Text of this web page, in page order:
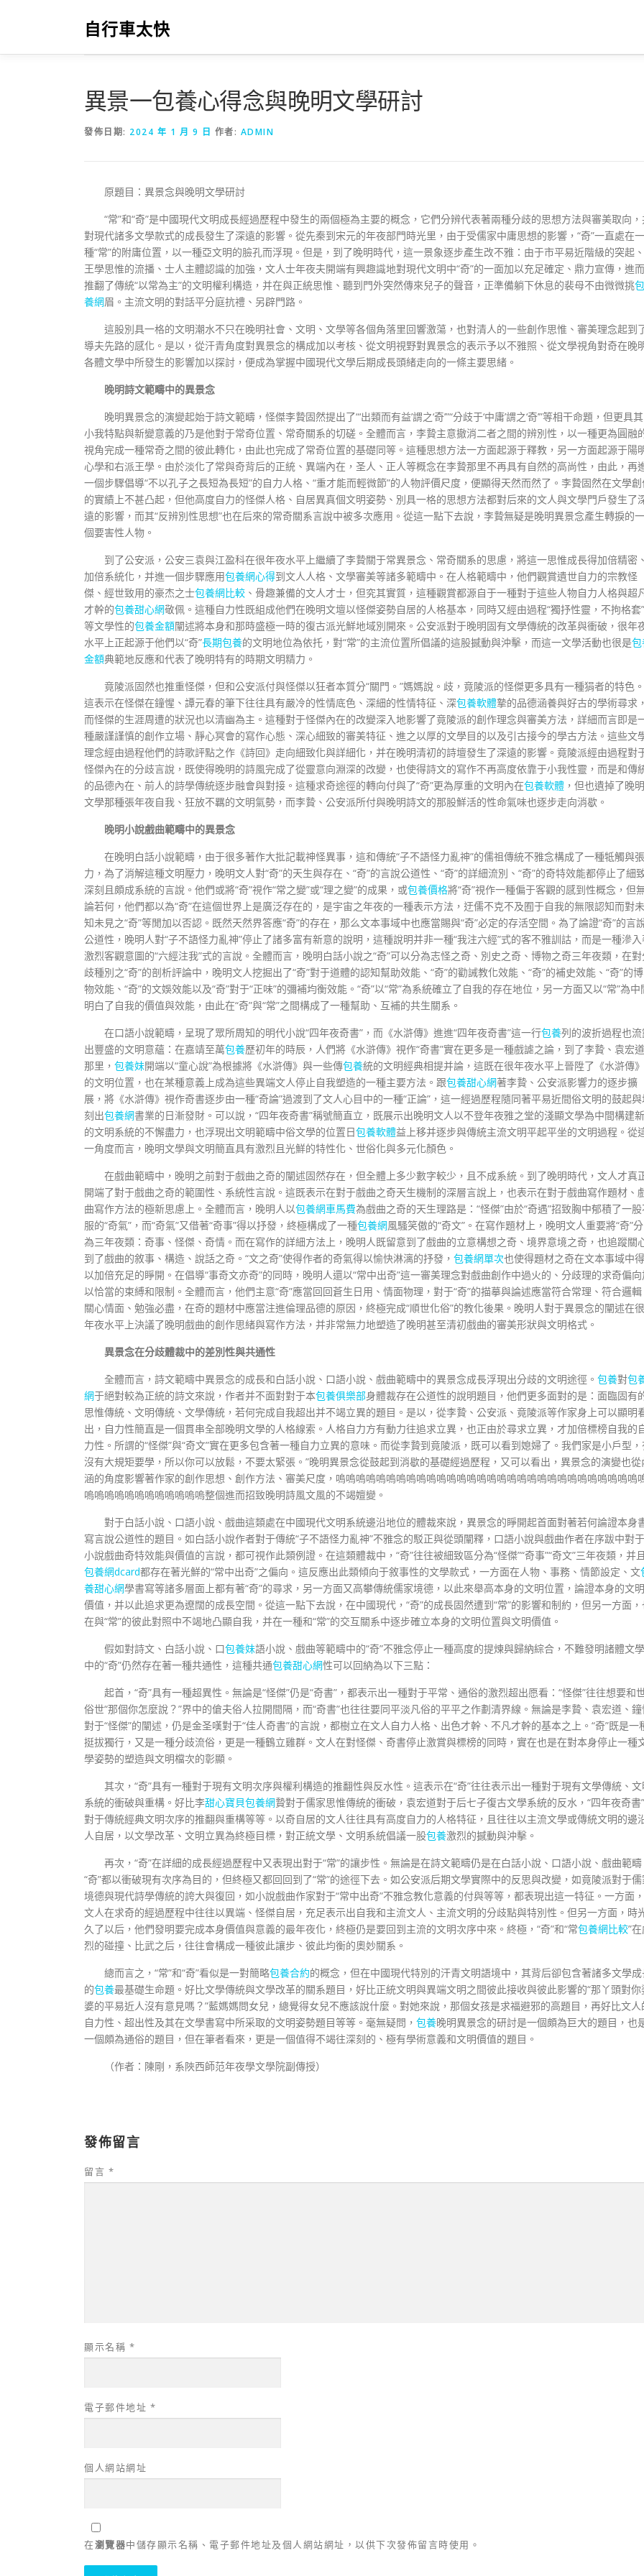
要
自行車太快
異景一包養心得念與晚明文學研討
發佈日期: 2024 年 1 月 9 日 作者: ADMIN
原題目：異景念與晚明文學研討
“常”和“奇”是中國現代文明成長經過歷程中發生的兩個極為主要的概念，它們分辨代表著兩種分歧的思想方法與審美取向
對現代諸多文學款式的成長發生了深遠的影響。從先秦到宋元的年夜部門時光里，由于受儒家中庸思想的影響，“奇”一直處在一
種“常”的附庸位置，以一種亞文明的臉孔而浮現。但是，到了晚明時代，這一景象逐步產生改不雅：由于市平易近階級的突起、
王學思惟的流播、士人主體認識的加強，文人士年夜夫開端有興趣識地對現代文明中“奇”的一面加以充足確定、鼎力宣傳，進而
推翻了傳統“以常為主”的文明權利構造，并在與正統思惟、聽到門外突然傳來兒子的聲音，正準備躺下休息的裴母不由微微挑包
養網眉。主流文明的對話平分庭抗禮、另辟門路。
這股別具一格的文明潮水不只在晚明社會、文明、文學等各個角落里回響激蕩，也對清人的一些創作思惟、審美理念起到
導夫先路的感化。是以，從汗青角度對異景念的構成加以考核、從文明視野對異景念的表示予以不雅照、從文學視角對奇在晚
各體文學中所發生的影響加以探討，便成為掌握中國現代文學后期成長頭緒走向的一條主要思緒。
晚明詩文範疇中的異景念
晚明異景念的演變起始于詩文範疇，怪傑李贄固然提出了“‘出類而有益’謂之‘奇’”“分歧于‘中庸’謂之‘奇’”等相干命題，但更具其
小我特點與新變意義的乃是他對于常奇位置、常奇關系的切磋。全體而言，李贄主意撤消二者之間的辨別性，以一種更為圓融
視角完成一種常奇之間的彼此轉化，由此也完成了常奇位置的基礎同等。這種思想方法一方面起源于釋教，另一方面起源于陽
心學和右派王學。由於淡化了常與奇背后的正統、異端內在，圣人、正人等概念在李贄那里不再具有自然的高尚性，由此，再
一個步驟倡導“不以孔子之長短為長短”的自力人格、“重才能而輕微節”的人物評價尺度，便顯得天然而然了。李贄固然在文學
的實績上不甚凸起，但他高度自力的怪傑人格、自居異真個文明姿勢、別具一格的思想方法都對后來的文人與文學門戶發生了
遠的影響，而其“反辨別性思想”也在后來的常奇關系言說中被多次應用。從這一點下去說，李贄無疑是晚明異景念產生轉捩的一
個要害性人物。
到了公安派，公安三袁與江盈科在很年夜水平上繼續了李贄關于常異景念、常奇關系的思慮，將這一思惟成長得加倍精密、
加倍系統化，并進一個步驟應用包養網心得到文人人格、文學審美等諸多範疇中。在人格範疇中，他們觀賞遺世自力的宗教怪
傑、經世致用的豪杰之士包養網比較 、骨趣兼備的文人才士，但究其實質，這種觀賞都源自于一種對于這些人物自力人格與超
才幹的包養甜心網敬佩。這種自力性既組成他們在晚明文壇以怪傑姿勢自居的人格基本，同時又經由過程“獨抒性靈，不拘格套”
等文學性的包養金額闡述將本身和那時盛極一時的復古派光鮮地域別開來。公安派對于晚明固有文學傳統的改革與衝破，很年
水平上正起源于他們以“奇”長期包養的文明地位為依托，對“常”的主流位置所倡議的這股撼動與沖擊，而這一文學活動也很是
金額典範地反應和代表了晚明特有的時期文明精力。
竟陵派固然也推重怪傑，但和公安派付與怪傑以狂者本質分“關門。”媽媽說。歧，竟陵派的怪傑更多具有一種狷者的特色。
這表示在怪傑在鐘惺、譚元春的筆下往往具有嚴冷的性情底色、深細的性情特征、深包養軟體摯的品德涵養與好古的學術尋求，
而怪傑的生涯周遭的狀況也以清幽為主。這種對于怪傑內在的改變深入地影響了竟陵派的創作理念與審美方法，詳細而言即是
種嚴謹謹慎的創作立場、靜心冥會的寫作心態、深心細致的審美特征、進之以厚的文學目的以及引古接今的學古方法。這些文
理念經由過程他們的詩歌評點之作《詩回》走向細致化與詳細化，并在晚明清初的詩壇發生了深遠的影響。竟陵派經由過程對
怪傑內在的分歧言說，既使得晚明的詩風完成了從靈意向淵深的改變，也使得詩文的寫作不再高度依靠于小我性靈，而是和傳
的品德內在、前人的詩學傳統逐步融會與對接。這種求奇途徑的轉向付與了“奇”更為厚重的文明內在包養軟體 ，但也遺掉了晚明
文學那種張年夜自我、狂放不羈的文明氣勢，而李贄、公安派所付與晚明詩文的那股鮮活的性命氣味也逐步走向消歇。
晚明小說戲曲範疇中的異景念
在晚明白話小說範疇，由于很多著作大批記載神怪異事，這和傳統“子不語怪力亂神”的儒祖傳統不雅念構成了一種牴觸與張
力，為了消解這種文明壓力，晚明文人對“奇”的天生與存在、“奇”的言說公道性、“奇”的詳細流別、“奇”的奇特效能都停止了細
深刻且頗成系統的言說。他們或將“奇”視作“常之變”或“理之變”的成果，或包養價格將“奇”視作一種偏于客觀的感到性概念，但
論若何，他們都以為“奇”在這個世界上是廣泛存在的，是宇宙之年夜的一種表示方法，迂儒不克不及囿于自我的無限認知而對未
知未見之“奇”等閒加以否認。既然天然界答應“奇”的存在，那么文本事域中也應當賜與“奇”必定的存活空間。為了論證“奇”的言
公道性，晚明人對“子不語怪力亂神”停止了諸多富有新意的說明，這種說明并非一種“我注六經”式的客不雅訓詁，而是一種滲
激烈客觀意圖的“六經注我”式的言說。全體而言，晚明白話小說之“奇”可以分為志怪之奇、別史之奇、博物之奇三年夜類，在
歧種別之“奇”的剖析評論中，晚明文人挖掘出了“奇”對于道體的認知幫助效能、“奇”的勸誡教化效能、“奇”的補史效能、“奇”的博
物效能、“奇”的文娛效能以及“奇”對于“正味”的彌補均衡效能。“奇”以“常”為系統確立了自我的存在地位，另一方面又以“常”為中
明白了自我的價值與效能，由此在“奇”與“常”之間構成了一種幫助、互補的共生關系。
在口語小說範疇，呈現了眾所周知的明代小說“四年夜奇書”，而《水滸傳》進進“四年夜奇書”這一行包養列的波折過程也
出豐盛的文明意蘊：在嘉靖至萬包養歷初年的時辰，人們將《水滸傳》視作“奇書”實在更多是一種戲謔之論，到了李贄、袁宏道
那里， 包養妹開端以“童心說”為根據將《水滸傳》與一些傳包養統的文明經典相提并論，這既在很年夜水平上晉陞了《水滸傳》
的文明位置，也在某種意義上成為這些異端文人停止自我塑造的一種主要方法。跟包養甜心網著李贄、公安派影響力的逐步擴
展，將《水滸傳》視作奇書逐步由一種“奇論”過渡到了文人心目中的一種“正論”，這一經過歷程隨同著平易近間俗文明的鼓起
刻出包養網書業的日漸發財。可以說，“四年夜奇書”稱號簡直立，既展示出晚明文人以不登年夜雅之堂的淺顯文學為中間構建新
的文明系統的不懈盡力，也浮現出文明範疇中俗文學的位置日包養軟體益上移并逐步與傳統主流文明平起平坐的文明過程。從
一角度而言，晚明文學與文明簡直具有激烈且光鮮的特性化、世俗化與多元化顏色。
在戲曲範疇中，晚明之前對于戲曲之奇的闡述固然存在，但全體上多少數字較少，且不成系統。到了晚明時代，文人才真
開端了對于戲曲之奇的範圍性、系統性言說。這既表示在對于戲曲之奇天生機制的深層言說上，也表示在對于戲曲寫作題材、
曲寫作方法的極新思慮上。全體而言，晚明人以包養網車馬費為戲曲之奇的天生理路是：“怪傑”由於“奇遇”招致胸中郁積了一
服的“奇氣”，而“奇氣”又借著“奇事”得以抒發，終極構成了一種包養網風騷笑傲的“奇文”。在寫作題材上，晚明文人重要將“奇”分
為三年夜類：奇事、怪傑、奇情。而在寫作的詳細方法上，晚明人既留意到了戲曲的立意構想之奇、境界意境之奇，也追蹤關
到了戲曲的敘事、構造、說話之奇。“文之奇”使得作者的奇氣得以愉快淋漓的抒發， 包養網單次也使得題材之奇在文本事域中得
以加倍充足的睜開。在倡導“事奇文亦奇”的同時，晚明人還以“常中出奇”這一審美理念對戲曲創作中過火的、分歧理的求奇偏向
以恰當的束縛和限制。全體而言，他們主意“奇”應當回回蒼生日用、情面物理，對于“奇”的描摹與論述應當符合常理、符合邏輯
關心情面、勉強必盡，在奇的題材中應當注進倫理品德的原因，終極完成“順世化俗”的教化後果。晚明人對于異景念的闡述在很
年夜水平上決議了晚明戲曲的創作思緒與寫作方法，并非常無力地塑造了晚明甚至清初戲曲的審美形狀與文明格式。
異景念在分歧體裁中的差別性與共通性
全體而言，詩文範疇中異景念的成長和白話小說、口語小說、戲曲範疇中的異景念成長浮現出分歧的文明途徑。 包養對包
網于絕對較為正統的詩文來說，作者并不面對對于本包養俱樂部身體裁存在公道性的說明題目，他們更多面對的是：面臨固有
思惟傳統、文明傳統、文學傳統，若何完成自我超出并不竭立異的題目。是以，從李贄、公安派、竟陵派等作家身上可以顯明
出，自力性簡直是一個貫串全部晚明文學的人格線索。人格自力方有動力往追求立異，也正由於尋求立異，才加倍標榜自我的
力性。所謂的“怪傑”與“奇文”實在更多包含著一種自力立異的意味。而從李贄到竟陵派，既可以看到媳婦了。我們家是小戶型，
沒有大規矩要學，所以你可以放鬆，不要太緊張。”晚明異景念從鼓起到消歇的基礎經過歷程，又可以看出，異景念的演變也從
涵的角度影響著作家的創作思想、創作方法、審美尺度，嗚嗚嗚嗚嗚嗚嗚嗚嗚嗚嗚嗚嗚嗚嗚嗚嗚嗚嗚嗚嗚嗚嗚嗚嗚嗚嗚嗚嗚嗚
嗚嗚嗚嗚嗚嗚嗚嗚嗚嗚嗚嗚整個進而招致晚明詩風文風的不竭嬗變。
對于白話小說、口語小說、戲曲這類處在中國現代文明系統邊沿地位的體裁來說，異景念的睜開起首面對著若何論證本身
寫言說公道性的題目。如白話小說作者對于傳統“子不語怪力亂神”不雅念的駁正與從頭闡釋，口語小說與戲曲作者在序跋中對于
小說戲曲奇特效能與價值的言說，都可視作此類例證。在這類體裁中，“奇”往往被細致區分為“怪傑”“奇事”“奇文”三年夜類，并且
包養網dcard都存在著光鮮的“常中出奇”之偏向。這反應出此類傾向于敘事性的文學款式，一方面在人物、事務、情節設定、文
養甜心網學書寫等諸多層面上都有著“奇”的尋求，另一方面又高攀傳統儒家境德，以此來舉高本身的文明位置，論證本身的文明
價值，并以此追求更為遼闊的成長空間。從這一點下去說，在中國現代，“奇”的成長固然遭到“常”的影響和制約，但另一方面
在與“常”的彼此對照中不竭地凸顯自我，并在一種和“常”的交互關系中逐步確立本身的文明位置與文明價值。
假如對詩文、白話小說、口包養妹語小說、戲曲等範疇中的“奇”不雅念停止一種高度的提煉與歸納綜合，不難發明諸體文學
中的“奇”仍然存在著一種共通性，這種共通包養甜心網性可以回納為以下三點：
起首，“奇”具有一種超異性。無論是“怪傑”仍是“奇書”，都表示出一種對于平常、通俗的激烈超出愿看：“怪傑”往往想要和
俗世“那個你怎麼說？”界中的傖夫俗人拉開間隔，而“奇書”也往往要同平淡凡俗的平平之作劃清界線。無論是李贄、袁宏道、鐘
對于“怪傑”的闡述，仍是金圣嘆對于“佳人奇書”的言說，都樹立在文人自力人格、出色才幹、不凡才幹的基本之上。“奇”既是一
挺拔獨行，又是一種分歧流俗，更是一種鶴立雞群。文人在對怪傑、奇書停止激賞與標榜的同時，實在也是在對本身停止一種
學姿勢的塑造與文明檔次的彰顯。
其次，“奇”具有一種對于現有文明次序與權利構造的推翻性與反水性。這表示在“奇”往往表示出一種對于現有文學傳統、文
系統的衝破與重構。好比李甜心寶貝包養網贄對于儒家思惟傳統的衝破，袁宏道對于后七子復古文學系統的反水，“四年夜奇書”
對于傳統經典文明次序的推翻與重構等等。以奇自居的文人往往具有高度自力的人格特征，且往往以主流文學或傳統文明的邊
人自居，以文學改革、文明立異為終極目標，對正統文學、文明系統倡議一股包養激烈的撼動與沖擊。
再次，“奇”在詳細的成長經過歷程中又表現出對于“常”的讓步性。無論是在詩文範疇仍是在白話小說、口語小說、戲曲範疇
“奇”都以衝破現有次序為目的，但終極又都回回到了“常”的途徑下去。如公安派后期文學實際中的反思與改變，如竟陵派對于儒
境德與現代詩學傳統的誇大與復回，如小說戲曲作家對于“常中出奇”不雅念教化意義的付與等等，都表現出這一特征。一方面，
文人在求奇的經過歷程中往往以異端、怪傑自居，充足表示出自我和主流文人、主流文明的分歧點與特別性。但另一方面，時
久了以后，他們發明要完成本身價值與意義的最年夜化，終極仍是要回到主流的文明次序中來。終極，“奇”和“常包養網比較”
烈的碰撞、比武之后，往往會構成一種彼此讓步、彼此均衡的奧妙關系。
總而言之，“常”和“奇”看似是一對簡略包養合約的概念，但在中國現代特別的汗青文明語境中，其背后卻包含著諸多文學
的包養最基礎生命題。好比文學傳統與文學改革的關系題目，好比正統文明與異端文明之間彼此接收與彼此影響的“那丫頭對你
婆的平易近人沒有意見嗎？”藍媽媽問女兒，總覺得女兒不應該說什麼。對她來說，那個女孩是求福避邪的高題目，再好比文人
自力性、超出性及其在文學書寫中所采取的文明姿勢題目等等。毫無疑問， 包養晚明異景念的研討是一個頗為巨大的題目，也
一個頗為通俗的題目，但在筆者看來，更是一個值得不竭往深刻的、極有學術意義和文明價值的題目。
（作者：陳剛，系陜西師范年夜學文學院副傳授）
發佈留言
留言 *
顯示名稱 *
電子郵件地址 *
個人網站網址
在瀏覽器中儲存顯示名稱、電子郵件地址及個人網站網址，以供下次發佈留言時使用。